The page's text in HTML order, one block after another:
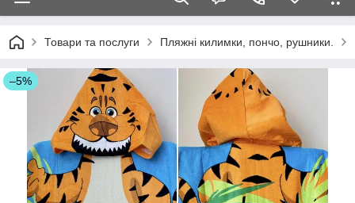
Товари та послуги Пляжні килимки, пончо, рушники.
–5%